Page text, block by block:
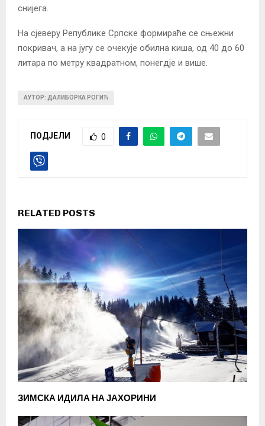
снијега.
На сјеверу Републике Српске формираће се сњежни
покривач, а на југу се очекује обилна киша, од 40 до 60
литара по метру квадратном, понегдје и више.
АУТОР: ДАЛИБОРКА РОГИЋ
ПОДЈЕЛИ 0
RELATED POSTS
ЗИМСКА ИДИЛА НА ЈАХОРИНИ